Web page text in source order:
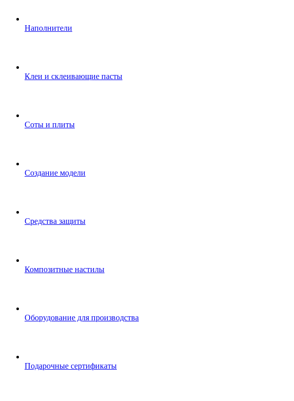
Наполнители
Клеи и склеивающие пасты
Соты и плиты
Создание модели
Средства защиты
Композитные настилы
Оборудование для производства
Подарочные сертификаты